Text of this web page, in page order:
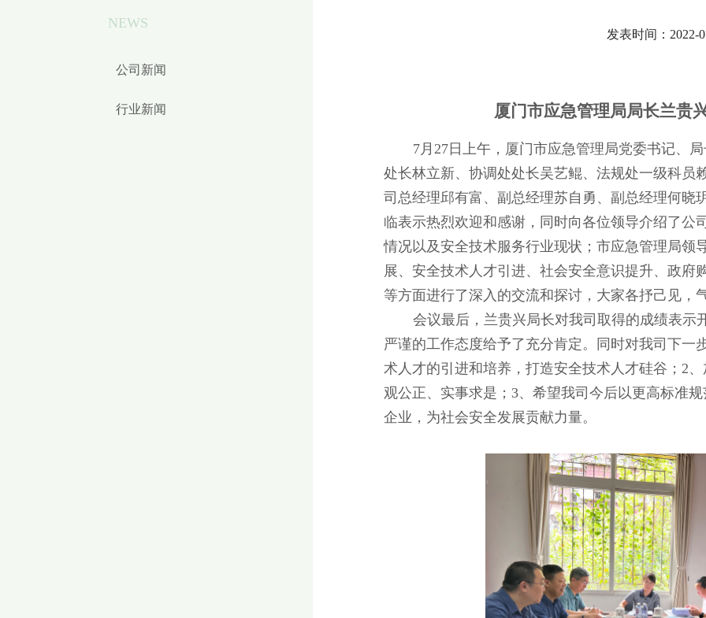
NEWS
公司新闻
行业新闻
发表时间：2022-
厦门市应急管理局局长兰贵
7月27 日上午，厦门市应急管理局党委书记、
处长林立新、协调处处长吴艺鲲、法规处一级科员
司总经理邱有富、副总经理苏自勇、副总经理何晓
临表示热烈欢迎和感谢，同时向各位领导介绍了公
情况以及安全技术服务行业现状；市应急管理局领
展、安全技术人才引进、社会安全意识提升、政府
等方面进行了深入的交流和探讨，大家各抒己见，
会议最后，兰贵兴局长对我司取得的成绩表示
严谨的工作态度给予了充分肯定。同时对我司下一
术人才的引进和培养，打造安全技术人才硅谷； 2
观公正、实事求是； 3、希望我司今后以更高标准
企业，为社会安全发展贡献力量。